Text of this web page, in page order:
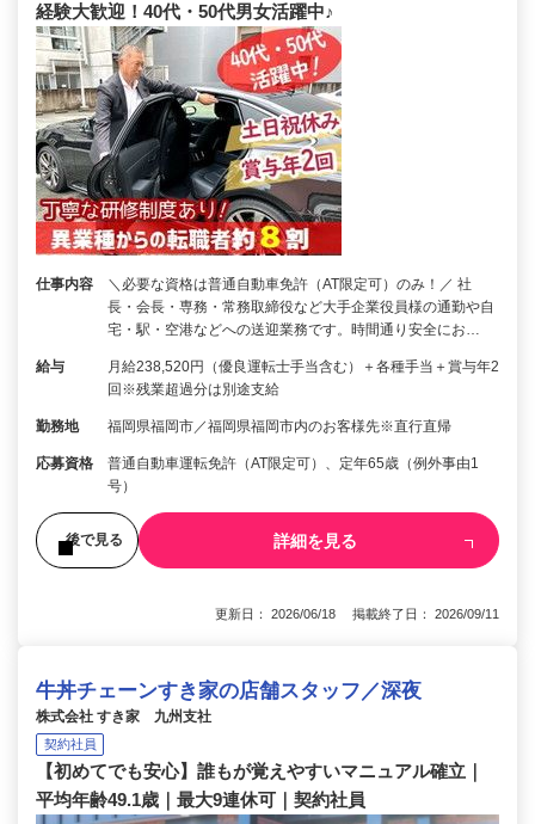
経験大歓迎！40代・50代男女活躍中♪
仕事内容
＼必要な資格は普通自動車免許（AT限定可）のみ！／ 社
長・会長・専務・常務取締役など大手企業役員様の通勤や自
宅・駅・空港などへの送迎業務です。時間通り安全にお…
給与
月給238,520円（優良運転士手当含む）＋各種手当＋賞与年2
回※残業超過分は別途支給
勤務地 福岡県福岡市／福岡県福岡市内のお客様先※直行直帰
応募資格
普通自動車運転免許（AT限定可）、定年65歳（例外事由1
号）
後で見る 詳細を見る
更新日： 2026/06/18 掲載終了日： 2026/09/11
牛丼チェーンすき家の店舗スタッフ／深夜
株式会社 すき家 九州支社
契約社員
【初めてでも安心】誰もが覚えやすいマニュアル確立｜
平均年齢49.1歳｜最大9連休可｜契約社員